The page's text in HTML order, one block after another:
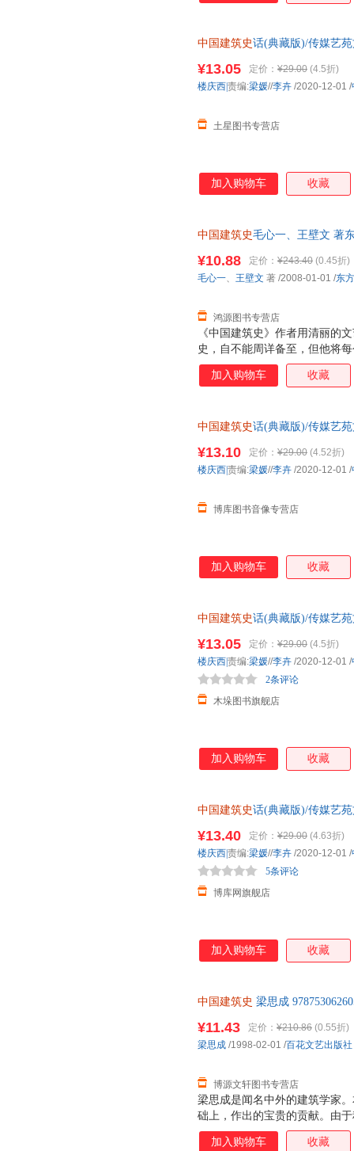
中国建筑史话(典藏版)/传媒艺
¥13.05 定价： ¥29.00 (4.5折)
土星图书专营店
楼庆西|责编:梁媛//李卉 /2020-12-01 /
加入购物车 收藏
中国建筑史毛心一、王壁文 著
《中国建筑史》作者用清丽
史，自不能周详备至，但他将
十分清楚，且颇饶兴趣，好像
一部有系统的建筑史缩本，大
¥10.88 定价： ¥243.40 (0.45折)
鸿源图书专营店
毛心一、 王壁文 著 /2008-01-01 /东
加入购物车 收藏
中国建筑史话(典藏版)/传媒艺
¥13.10 定价： ¥29.00 (4.52折)
博库图书音像专营店
楼庆西|责编:梁媛//李卉 /2020-12-01 /
加入购物车 收藏
中国建筑史话(典藏版)/传媒艺
¥13.05 定价： ¥29.00 (4.5折)
木垛图书旗舰店
2条评论
楼庆西|责编:梁媛//李卉 /2020-12-01 /
加入购物车 收藏
中国建筑史话(典藏版)/传媒艺
¥13.40 定价： ¥29.00 (4.63折)
博库网旗舰店
5条评论
楼庆西|责编:梁媛//李卉 /2020-12-01 /
加入购物车 收藏
中国建筑史 梁思成
梁思成是闻名中外的建筑学家
础上，作出的宝贵的贡献。由
雕塑史》多年来一直沉睡于纸
学技术的建筑师增加了本国的
¥11.43 定价： ¥210.86 (0.55折)
博源文轩图书专营店
梁思成 /1998-02-01 /百花文艺出版社
加入购物车 收藏